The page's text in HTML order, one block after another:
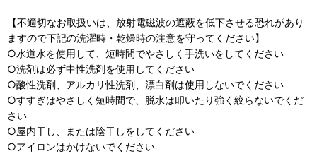
【不適切なお取扱いは、放射電磁波の遮蔽を低下させる恐れがあり
ますので下記の洗濯時・乾燥時の注意を守ってください】
○水道水を使用して、短時間でやさしく手洗いをしてください
○洗剤は必ず中性洗剤を使用してください
○酸性洗剤、アルカリ性洗剤、漂白剤は使用しないでください
○すすぎはやさしく短時間で、脱水は叩いたり強く絞らないでくだ
さい
○屋内干し、または陰干しをしてください
○アイロンはかけないでください